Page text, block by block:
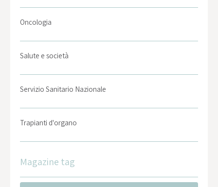
Oncologia
Salute e società
Servizio Sanitario Nazionale
Trapianti d'organo
Magazine tag